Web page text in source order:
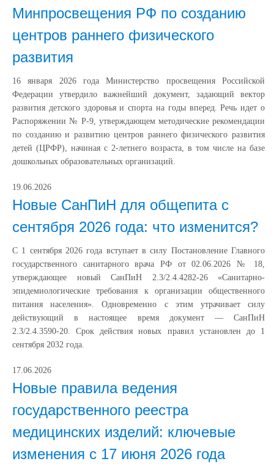
Минпросвещения РФ по созданию
центров раннего физического
развития
16 января 2026 года Министерство просвещения Российской
Федерации утвердило важнейший документ, задающий вектор
развития детского здоровья и спорта на годы вперед. Речь идет о
Распоряжении № Р-9, утверждающем методические рекомендации
по созданию и развитию центров раннего физического развития
детей (ЦРФР), начиная с 2-летнего возраста, в том числе на базе
дошкольных образовательных организаций.
19.06.2026
Новые СанПиН для общепита с
сентября 2026 года: что изменится?
С 1 сентября 2026 года вступает в силу Постановление Главного
государственного санитарного врача РФ от 02.06.2026 № 18,
утверждающее новый СанПиН 2.3/2.4.4282-26 «Санитарно-
эпидемиологические требования к организации общественного
питания населения». Одновременно с этим утрачивает силу
действующий в настоящее время документ — СанПиН
2.3/2.4.3590-20. Срок действия новых правил установлен до 1
сентября 2032 года.
17.06.2026
Новые правила ведения
государственного реестра
медицинских изделий: ключевые
изменения с 17 июня 2026 года